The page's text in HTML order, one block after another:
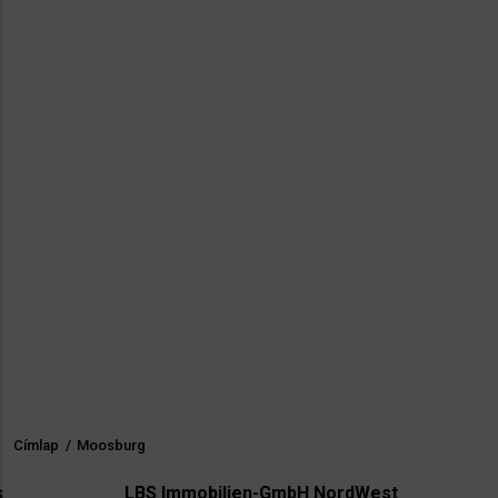
Morzsa
Címlap / Moosburg
LBS Immobilien-GmbH NordWest